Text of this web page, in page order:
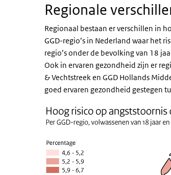
Regionale
Regionaal bestaan er verschillen in
GGD-regio’s in Nederland waar het
regio’s onder de bevolking van 18
Ook in ervaren gezondheid zijn er
& Vechtstreek en GGD Hollands
goed ervaren gezondheid gestegen